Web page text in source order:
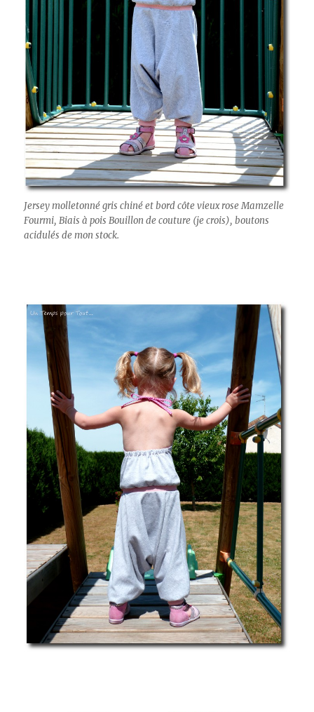
Jersey molletonné gris chiné et bord côte vieux rose Mamzelle
Fourmi, Biais à pois Bouillon de couture (je crois), boutons
acidulés de mon stock.